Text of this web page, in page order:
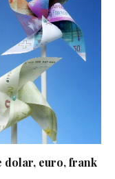
dolar, euro, frank